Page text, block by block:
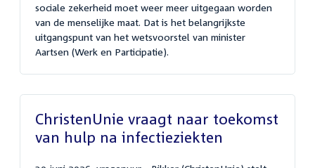
sociale zekerheid moet weer meer uitgegaan worden
van de menselijke maat. Dat is het belangrijkste
uitgangspunt van het wetsvoorstel van minister
Aartsen (Werk en Participatie).
ChristenUnie vraagt naar toekomst
van hulp na infectieziekten